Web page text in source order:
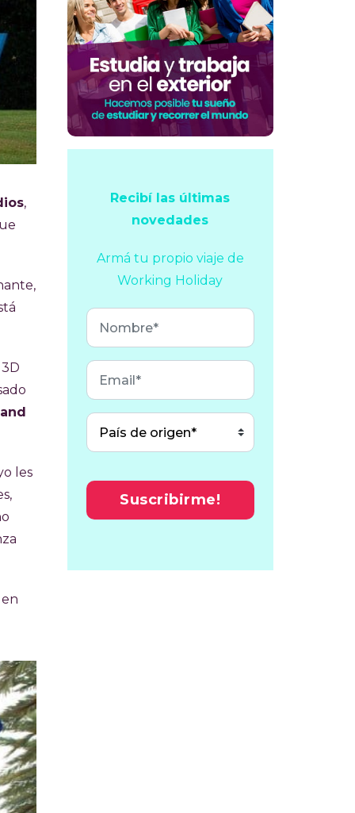
,
les
Recibí las últimas
novedades
Armá tu propio viaje de
Working Holiday